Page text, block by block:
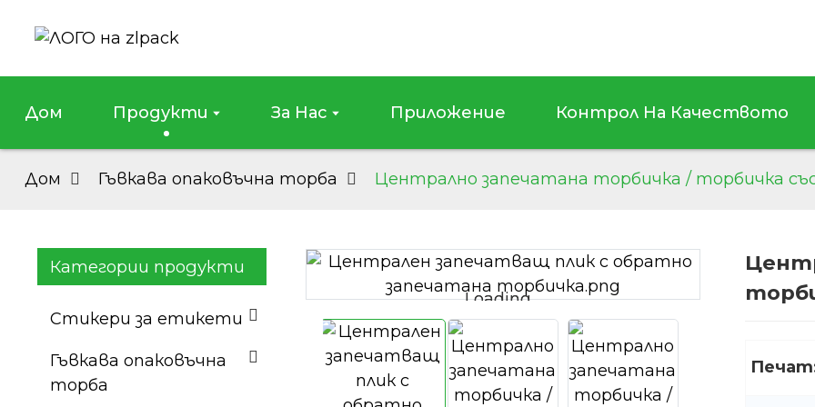
Дом Продукти За Нас Приложение Контрол На Качеството
Дом Гъвкава опаковъчна торба Централно запечатана торбичка / торбичка
Категории продукти
Стикери за етикети
Гъвкава опаковъчна
торба
Loading...
Loading...